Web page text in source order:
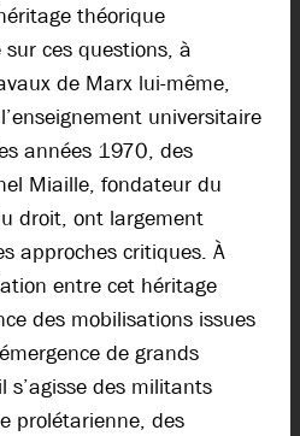
théorique
ces questions, à
de Marx lui-même,
universitaire
années 1970, des
Miaille, fondateur du
droit, ont largement
approches critiques. À
entre cet héritage
des mobilisations issues
de grands
s’agisse des militants
prolétarienne, des